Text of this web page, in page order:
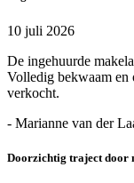
10 juli 2026
De ingehuurde
Volledig bekwaam en
verkocht.
- Marianne van der
Doorzichtig traject door